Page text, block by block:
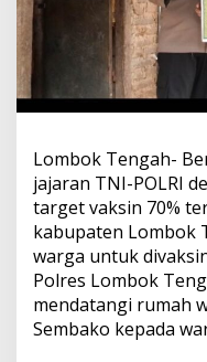
Lombok Tengah-
jajaran TNI-POLRI
target vaksin 70%
kabupaten Lombok
warga untuk
Polres Lombok
mendatangi rumah
Sembako kepada